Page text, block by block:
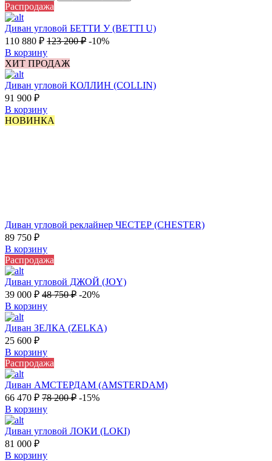
Распродажа
Диван угловой БЕТТИ У (BETTI U)
110 880 ₽ 123 200₽ -10%
В корзину
ХИТ ПРОДАЖ
Диван угловой КОЛЛИН (COLLIN)
91 900 ₽
В корзину
НОВИНКА
Диван угловой реклайнер ЧЕСТЕР (CHESTER)
89 750 ₽
В корзину
Распродажа
Диван угловой ДЖОЙ (JOY)
39 000 ₽ 48 750₽ -20%
В корзину
Диван ЗЕЛКА (ZELKA)
25 600 ₽
В корзину
Распродажа
Диван АМСТЕРДАМ (AMSTERDAM)
66 470 ₽ 78 200₽ -15%
В корзину
Диван угловой ЛОКИ (LOKI)
81 000 ₽
В корзину